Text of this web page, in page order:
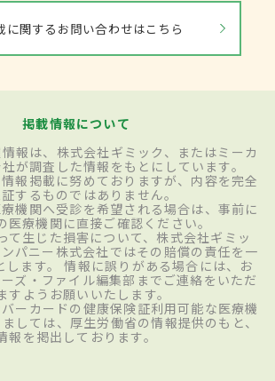
に関するお問い合わせはこちら
掲載情報について
報は、株式会社ギミック、またはミーカ
が調査した情報をもとにしています。
報掲載に努めておりますが、内容を完全
するものではありません。
機関へ受診を希望される場合は、事前に
医療機関に直接ご確認ください。
て生じた損害について、株式会社ギミッ
パニー株式会社ではその賠償の責任を一
します。 情報に誤りがある場合には、お
ズ・ファイル編集部までご連絡をいただ
すようお願いいたします。
ーカードの健康保険証利用可能な医療機
しては、厚生労働省の情報提供のもと、
報を掲出しております。